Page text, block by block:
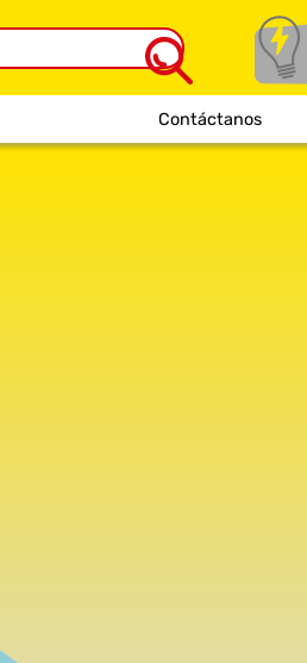
Contáctanos